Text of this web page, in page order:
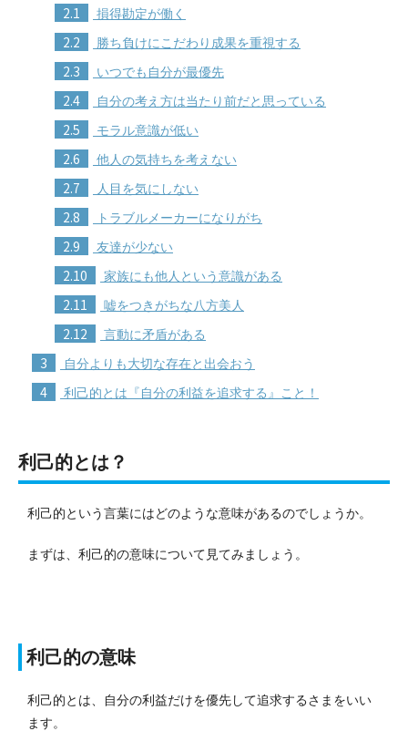
2.1 損得勘定が働く
2.2 勝ち負けにこだわり成果を重視する
2.3 いつでも自分が最優先
2.4 自分の考え方は当たり前だと思っている
2.5 モラル意識が低い
2.6 他人の気持ちを考えない
2.7 人目を気にしない
2.8 トラブルメーカーになりがち
2.9 友達が少ない
2.10 家族にも他人という意識がある
2.11 嘘をつきがちな八方美人
2.12 言動に矛盾がある
3 自分よりも大切な存在と出会おう
4 利己的とは『自分の利益を追求する』こと！
利己的とは？
利己的という言葉にはどのような意味があるのでしょうか。
まずは、利己的の意味について見てみましょう。
利己的の意味
利己的とは、自分の利益だけを優先して追求するさまをいい
ます。